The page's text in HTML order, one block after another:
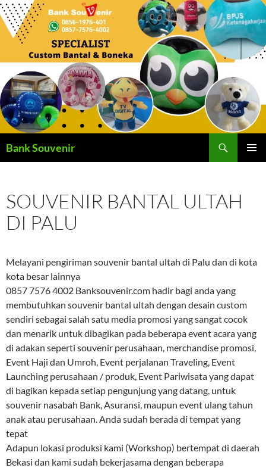
Langsung
ke
Bank Souvenir
SOUVENIR BANTAL ULTAH
DI PALU
Melayani pengiriman souvenir bantal ultah di Palu dan di kota
kota besar lainnya
0857 7576 4002 Banksouvenir.com hadir bagi anda yang
membutuhkan souvenir bantal ultah dengan desain custom
sendiri sebagai salah satu media promosi yang sangat cocok
dan menarik untuk dibagikan pada beberapa event acara yang
di adakan seperti souvenir perusahaan, merchandise promosi,
Event Haji dan Umroh, Event perjalanan Traveling, Event
Launching perusahaan / produk, Event Pariwisata yang dapat
di bagikan kepada setiap pengunjung yang datang, untuk
souvenir nasabah Bank, Asuransi, maupun event ulang tahun
anak atau perusahaan. Anda sudah berada di tempat yang
tepat
Adapun lokasi produksi kami (Workshop) bertempat di daerah
Bekasi dan kami sudah bekerjasama dengan beberapa